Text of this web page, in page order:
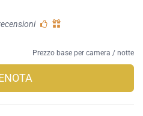
Prezzo base per camera / notte